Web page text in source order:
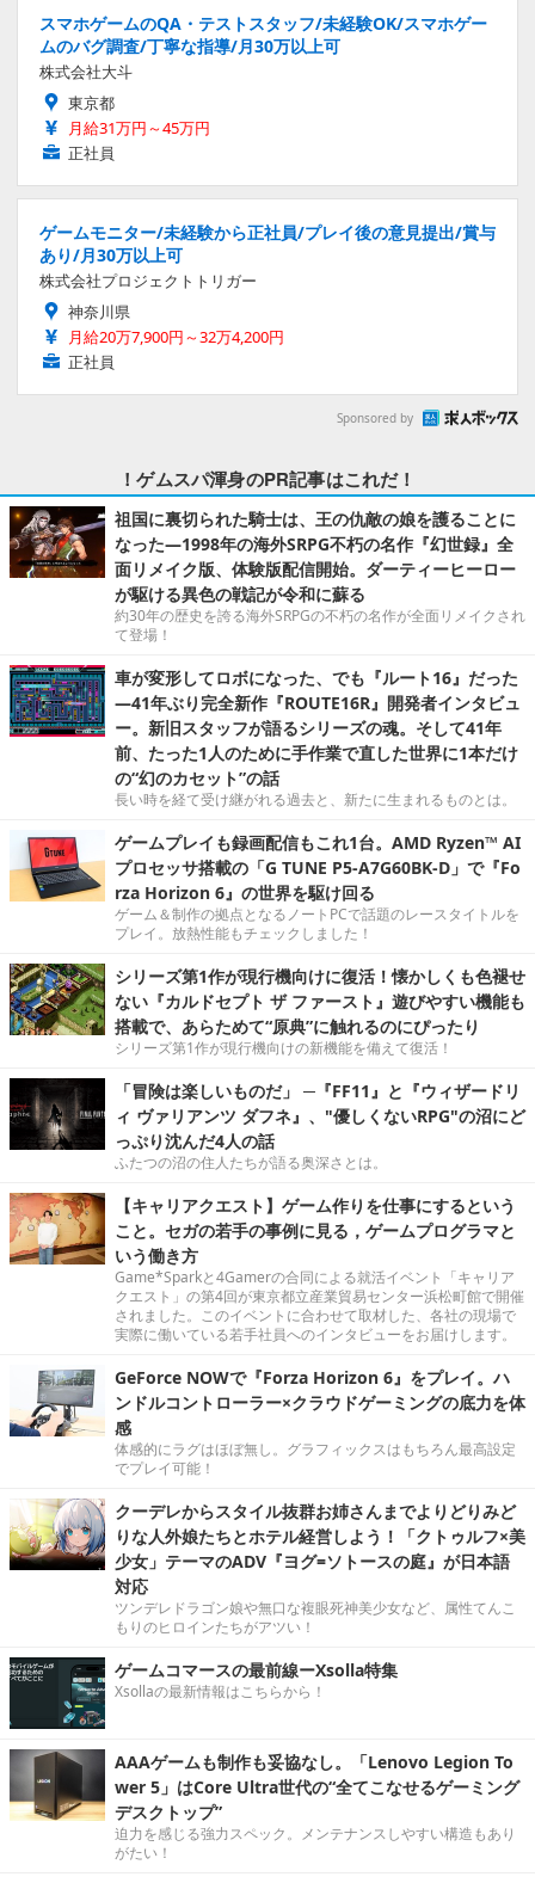
スマホゲームのQA・テストスタッフ/未経験OK/スマホゲー
ムのバグ調査/丁寧な指導/月30万以上可
株式会社大斗
東京都
月給31万円～45万円
正社員
ゲームモニター/未経験から正社員/プレイ後の意見提出/賞与
あり/月30万以上可
株式会社プロジェクトトリガー
神奈川県
月給20万7,900円～32万4,200円
正社員
Sponsored by
！ゲムスパ渾身のPR記事はこれだ！
祖国に裏切られた騎士は、王の仇敵の娘を護ることに
なった―1998年の海外SRPG不朽の名作『幻世録』全
面リメイク版、体験版配信開始。ダーティーヒーロー
が駆ける異色の戦記が令和に蘇る
約30年の歴史を誇る海外SRPGの不朽の名作が全面リメイクされ
て登場！
車が変形してロボになった、でも『ルート16』だった
―41年ぶり完全新作『ROUTE16R』開発者インタビュ
ー。新旧スタッフが語るシリーズの魂。そして41年
前、たった1人のために手作業で直した世界に1本だけ
の“幻のカセット”の話
長い時を経て受け継がれる過去と、新たに生まれるものとは。
ゲームプレイも録画配信もこれ1台。AMD Ryzen™ AI
プロセッサ搭載の「G TUNE P5-A7G60BK-D」で『Fo
rza Horizon 6』の世界を駆け回る
ゲーム＆制作の拠点となるノートPCで話題のレースタイトルを
プレイ。放熱性能もチェックしました！
シリーズ第1作が現行機向けに復活！懐かしくも色褪せ
ない『カルドセプト ザ ファースト』遊びやすい機能も
搭載で、あらためて“原典”に触れるのにぴったり
シリーズ第1作が現行機向けの新機能を備えて復活！
「冒険は楽しいものだ」 ─『FF11』と『ウィザードリ
ィ ヴァリアンツ ダフネ』、"優しくないRPG"の沼にど
っぷり沈んだ4人の話
ふたつの沼の住人たちが語る奥深さとは。
【キャリアクエスト】ゲーム作りを仕事にするという
こと。セガの若手の事例に見る，ゲームプログラマと
いう働き方
Game*Sparkと4Gamerの合同による就活イベント「キャリア
クエスト」の第4回が東京都立産業貿易センター浜松町館で開催
されました。このイベントに合わせて取材した、各社の現場で
実際に働いている若手社員へのインタビューをお届けします。
GeForce NOWで『Forza Horizon 6』をプレイ。ハ
ンドルコントローラー×クラウドゲーミングの底力を体
感
体感的にラグはほぼ無し。グラフィックスはもちろん最高設定
でプレイ可能！
クーデレからスタイル抜群お姉さんまでよりどりみど
りな人外娘たちとホテル経営しよう！「クトゥルフ×美
少女」テーマのADV『ヨグ=ソトースの庭』が日本語
対応
ツンデレドラゴン娘や無口な複眼死神美少女など、属性てんこ
もりのヒロインたちがアツい！
ゲームコマースの最前線ーXsolla特集
Xsollaの最新情報はこちらから！
AAAゲームも制作も妥協なし。「Lenovo Legion To
wer 5」はCore Ultra世代の“全てこなせるゲーミング
デスクトップ”
迫力を感じる強力スペック。メンテナンスしやすい構造もあり
がたい！